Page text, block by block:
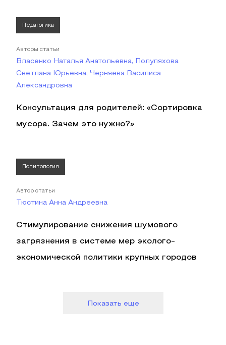
Педагогика
Авторы статьи
Власенко Наталья Анатольевна, Полуляхова
Светлана Юрьевна, Черняева Василиса
Александровна
Консультация для родителей: «Сортировка
мусора. Зачем это нужно?»
Политология
Автор статьи
Тюстина Анна Андреевна
Стимулирование снижения шумового
загрязнения в системе мер эколого-
экономической политики крупных городов
Показать еще